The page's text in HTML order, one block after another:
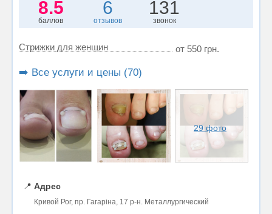
8.5
баллов
6
отзывов
131
звонок
Стрижки для женщин от 550 грн.
➡️ Все услуги и цены (70)
29 фото
📍 Адрес
Кривой Рог, пр. Гагаріна, 17 р-н. Металлургический